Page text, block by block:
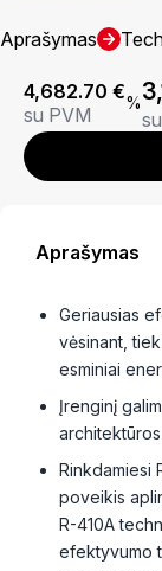
Aprašymas
4,682.70 €
su PVM
%
Aprašymas
Geriausias
vėsinant,
esminiai
Įrenginį
Rinkdamiesi
poveikis
R-410A
efektyvumo